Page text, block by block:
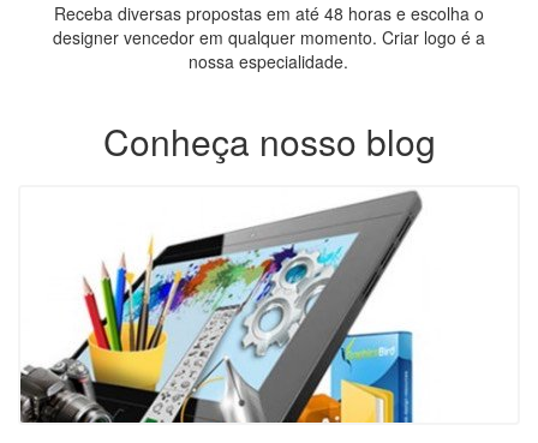
Receba diversas propostas em até 48 horas e escolha o
designer vencedor em qualquer momento. Criar logo é a
nossa especialidade.
Conheça nosso blog